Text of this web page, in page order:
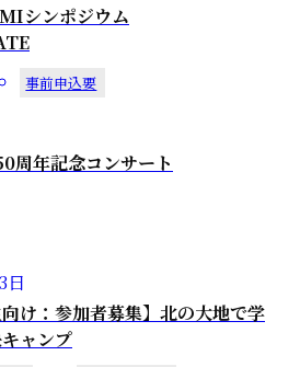
シンポジウム
事前申込要
周年記念コンサート
3日
向け：参加者募集】北の大地で学
ャンプ